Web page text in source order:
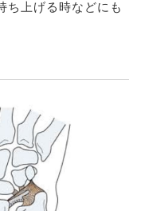
ち上げる時などにも